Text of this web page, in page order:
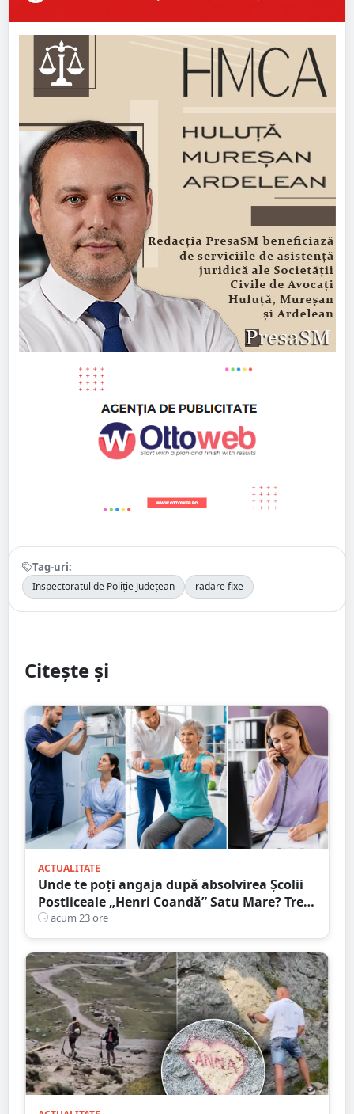
Tag-uri:
Inspectoratul de Poliție Județean radare fixe
Citește și
ACTUALITATE
Unde te poți angaja după absolvirea Școlii
Postliceale „Henri Coandă” Satu Mare? Trei
calificări medicale, numeroase oportunități
de carieră
acum 23 ore